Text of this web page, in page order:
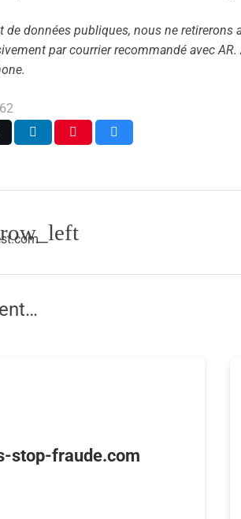
de données publiques, nous ne
par courrier recommandé avec
stop-fraude.com